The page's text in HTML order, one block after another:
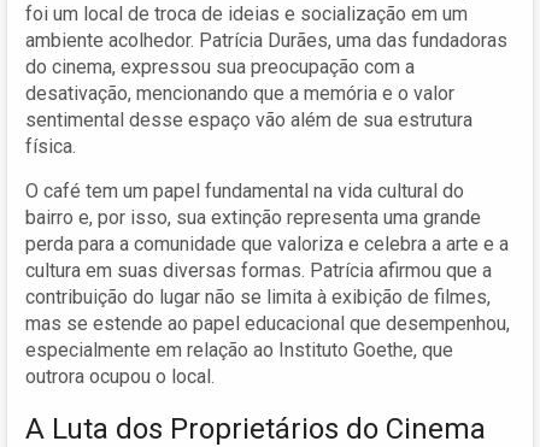
foi um local de troca de ideias e socialização em um
ambiente acolhedor. Patrícia Durães, uma das fundadoras
do cinema, expressou sua preocupação com a
desativação, mencionando que a memória e o valor
sentimental desse espaço vão além de sua estrutura
física.
O café tem um papel fundamental na vida cultural do
bairro e, por isso, sua extinção representa uma grande
perda para a comunidade que valoriza e celebra a arte e a
cultura em suas diversas formas. Patrícia afirmou que a
contribuição do lugar não se limita à exibição de filmes,
mas se estende ao papel educacional que desempenhou,
especialmente em relação ao Instituto Goethe, que
outrora ocupou o local.
A Luta dos Proprietários do Cinema